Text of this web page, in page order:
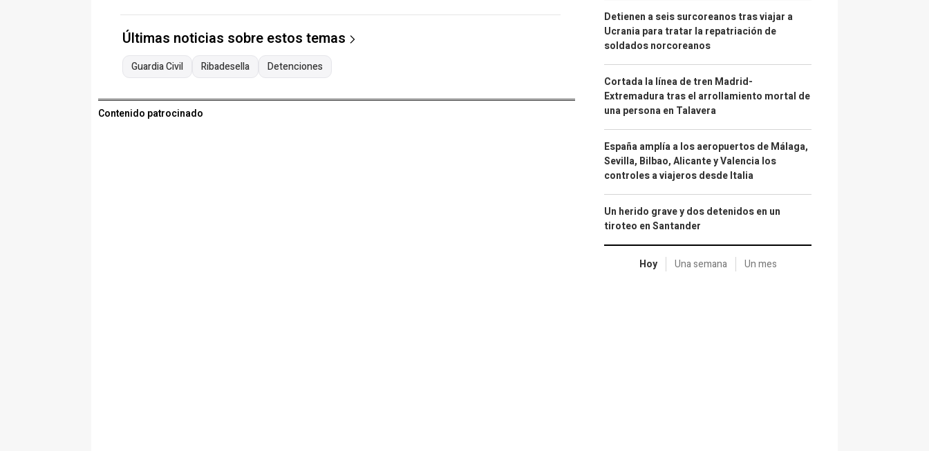
Últimas noticias sobre estos temas
Guardia Civil Ribadesella Detenciones
Contenido patrocinado
Detienen a seis surcoreanos tras viajar a
Ucrania para tratar la repatriación de
soldados norcoreanos
Cortada la línea de tren Madrid-
Extremadura tras el arrollamiento mortal de
una persona en Talavera
España amplía a los aeropuertos de Málaga,
Sevilla, Bilbao, Alicante y Valencia los
controles a viajeros desde Italia
Un herido grave y dos detenidos en un
tiroteo en Santander
Hoy Una semana Un mes